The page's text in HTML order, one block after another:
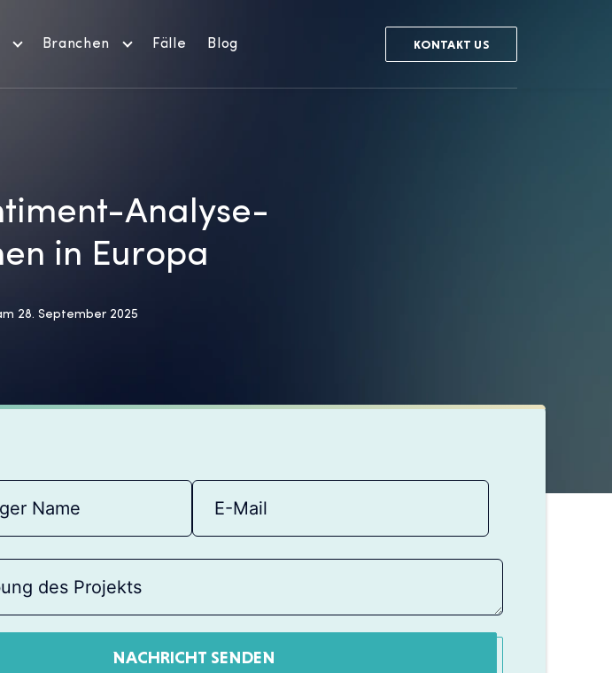
Branchen Fälle Blog KONTAKT US
Analyse-
in Europa
28. September 2025
NACHRICHT SENDEN